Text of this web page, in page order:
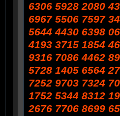
6306 5928 2080
6967 5506 7597 34
5644 4430 6398
4193 3715 1854
9316 7086 4462
5728 1405 6564
7252 9703 7324
1752 5344 8312
2676 7706 8699